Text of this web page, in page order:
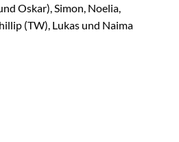
Oskar), Simon, Noelia,
(TW), Lukas und Naima